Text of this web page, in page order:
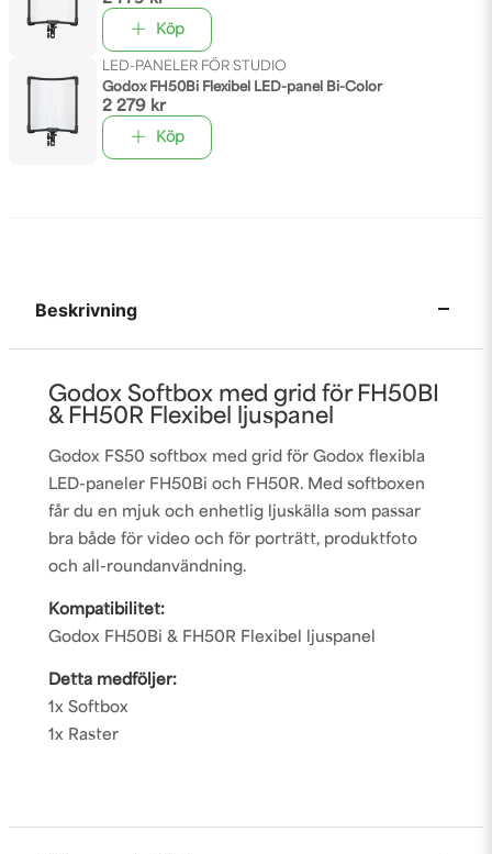
Köp
LED-PANELER FÖR STUDIO
Godox FH50Bi Flexibel LED-panel Bi-Color
2 279 kr
Köp
Beskrivning
Godox Softbox med grid för FH50BI
& FH50R Flexibel ljuspanel
Godox FS50 softbox med grid för Godox flexibla
LED-paneler FH50Bi och FH50R. Med softboxen
får du en mjuk och enhetlig ljuskälla som passar
bra både för video och för porträtt, produktfoto
och all-roundanvändning.
Kompatibilitet:
Godox FH50Bi & FH50R Flexibel ljuspanel
Detta medföljer:
1x Softbox
1x Raster